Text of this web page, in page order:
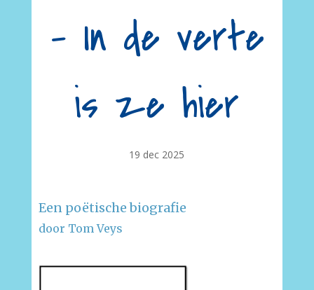
– In de verte
is ze hier
19 dec 2025
Een poëtische biografie
door Tom Veys